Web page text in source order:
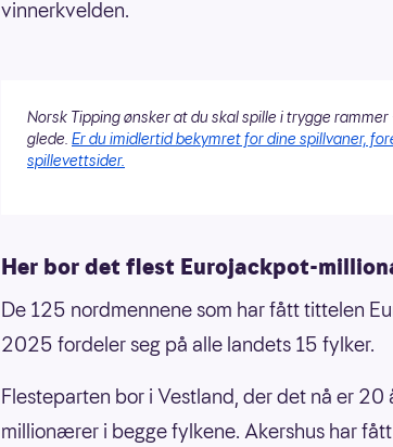
vinnerkvelden.
Norsk Tipping ønsker at du skal spille i trygge
glede. Er du imidlertid bekymret for dine spillvaner,
spillevettsider.
Her bor det flest Eurojackpot-
De 125 nordmennene som har fått tittelen
2025 fordeler seg på alle landets 15 fylker.
Flesteparten bor i Vestland, der det nå er 20
millionærer i begge fylkene. Akershus har